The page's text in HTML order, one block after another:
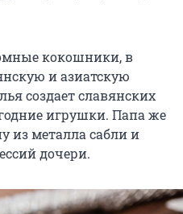
кокошники, в
и азиатскую
создает славянских
игрушки. Папа же
из металла сабли и
дочери.